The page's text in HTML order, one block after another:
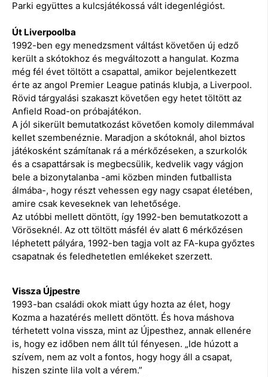
Parki együttes a kulcsjátékossá vált idegenlégióst.
Út Liverpoolba
1992-ben egy menedzsment váltást követően új edző
került a skótokhoz és megváltozott a hangulat. Kozma
még fél évet töltött a csapattal, amikor bejelentkezett
érte az angol Premier League patinás klubja, a Liverpool.
Rövid tárgyalási szakaszt követően egy hetet töltött az
Anfield Road-on próbajátékon.
A jól sikerült bemutatkozást követően komoly dilemmával
kellet szembenéznie. Maradjon a skótoknál, ahol biztos
játékosként számítanak rá a mérkőzéseken, a szurkolók
és a csapattársak is megbecsülik, kedvelik vagy vágjon
bele a bizonytalanba -ami közben minden futballista
álmába-, hogy részt vehessen egy nagy csapat életében,
amire csak keveseknek van lehetősége.
Az utóbbi mellett döntött, így 1992-ben bemutatkozott a
Vöröseknél. Az ott töltött másfél év alatt 6 mérkőzésen
léphetett pályára, 1992-ben tagja volt az FA-kupa győztes
csapatnak és feledhetetlen emlékeket szerzett.
Vissza Újpestre
1993-ban családi okok miatt úgy hozta az élet, hogy
Kozma a hazatérés mellett döntött. És hova máshova
térhetett volna vissza, mint az Újpesthez, annak ellenére
is, hogy ez időben nem állt túl fényesen. „Ide húzott a
szívem, nem az volt a fontos, hogy hogy áll a csapat,
hiszen szinte lila volt a vérem.”